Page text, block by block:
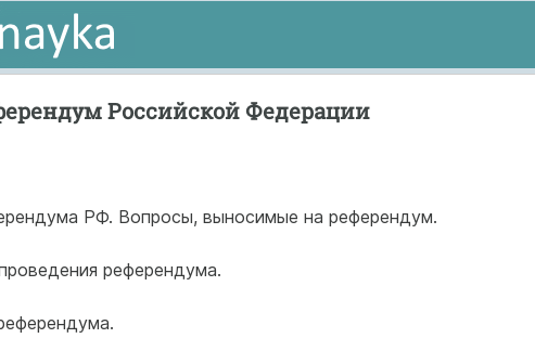
Российской Федерации
РФ. Вопросы, выносимые на референдум.
референдума.